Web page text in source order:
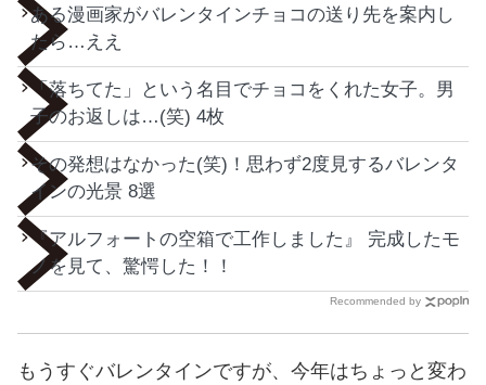
ある漫画家がバレンタインチョコの送り先を案内し
たら…ええ
「落ちてた」という名目でチョコをくれた女子。男
子のお返しは…(笑) 4枚
その発想はなかった(笑)！思わず2度見するバレンタ
インの光景 8選
『アルフォートの空箱で工作しました』 完成したモ
ノを見て、驚愕した！！
Recommended by
もうすぐバレンタインですが、今年はちょっと変わ